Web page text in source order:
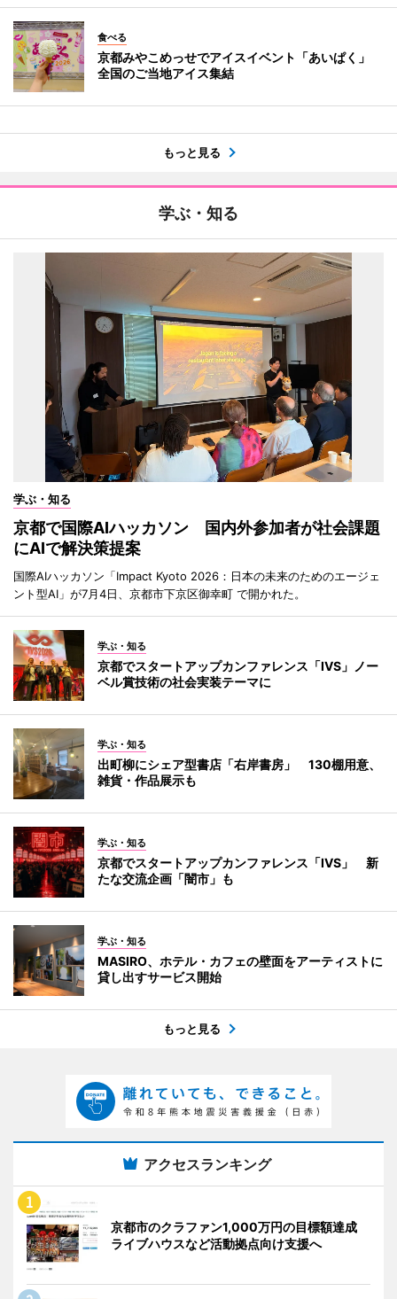
食べる
京都みやこめっせでアイスイベント「あいぱく」
全国のご当地アイス集結
もっと見る
学ぶ・知る
学ぶ・知る
京都で国際AIハッカソン 国内外参加者が社会課題
にAIで解決策提案
国際AIハッカソン「Impact Kyoto 2026：日本の未来のためのエージェ
ント型AI」が7月4日、京都市下京区御幸町 で開かれた。
学ぶ・知る
京都でスタートアップカンファレンス「IVS」ノー
ベル賞技術の社会実装テーマに
学ぶ・知る
出町柳にシェア型書店「右岸書房」 130棚用意、
雑貨・作品展示も
学ぶ・知る
京都でスタートアップカンファレンス「IVS」 新
たな交流企画「闇市」も
学ぶ・知る
MASIRO、ホテル・カフェの壁面をアーティストに
貸し出すサービス開始
もっと見る
アクセスランキング
京都市のクラファン1,000万円の目標額達成
ライブハウスなど活動拠点向け支援へ